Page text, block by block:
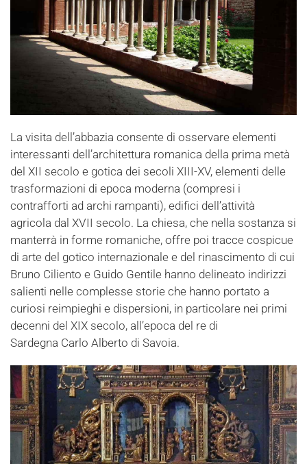
La visita dell’abbazia consente di osservare elementi
interessanti dell’architettura romanica della prima metà
del XII secolo e gotica dei secoli XIII-XV, elementi delle
trasformazioni di epoca moderna (compresi i
contrafforti ad archi rampanti), edifici dell’attività
agricola dal XVII secolo. La chiesa, che nella sostanza si
manterrà in forme romaniche, offre poi tracce cospicue
di arte del gotico internazionale e del rinascimento di cui
Bruno Ciliento e Guido Gentile hanno delineato indirizzi
salienti nelle complesse storie che hanno portato a
curiosi reimpieghi e dispersioni, in particolare nei primi
decenni del XIX secolo, all’epoca del re di
Sardegna Carlo Alberto di Savoia.